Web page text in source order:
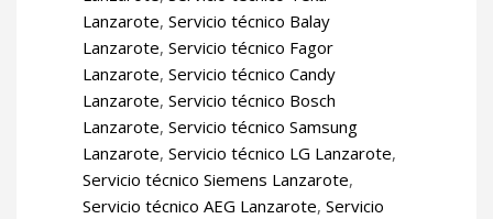
Lanzarote, Servicio técnico Balay
Lanzarote, Servicio técnico Fagor
Lanzarote, Servicio técnico Candy
Lanzarote, Servicio técnico Bosch
Lanzarote, Servicio técnico Samsung
Lanzarote, Servicio técnico LG Lanzarote,
Servicio técnico Siemens Lanzarote,
Servicio técnico AEG Lanzarote, Servicio